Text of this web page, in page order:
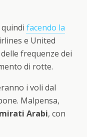
facendo la
e United
frequenze dei
di rotte.
i voli dal
Malpensa,
Arabi, con